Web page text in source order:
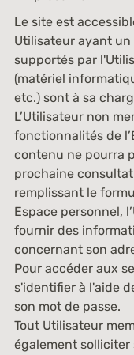
Le site est
Utilisateur ayant un
supportés par
(matériel
etc.) sont à sa
L’Utilisateur non
fonctionnalités de
contenu ne pourra
prochaine
remplissant le
Espace personnel,
fournir des
concernant son
Pour accéder aux
s'identifier à l'aide
son mot de passe.
Tout Utilisateur
également solliciter